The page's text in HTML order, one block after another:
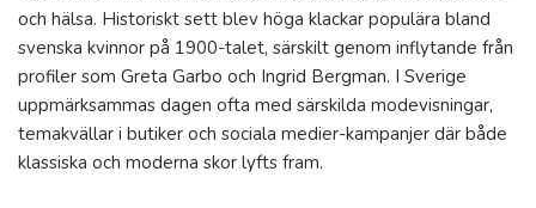
och hälsa. Historiskt sett blev höga klackar populära bland
svenska kvinnor på 1900-talet, särskilt genom inflytande från
profiler som Greta Garbo och Ingrid Bergman. I Sverige
uppmärksammas dagen ofta med särskilda modevisningar,
temakvällar i butiker och sociala medier-kampanjer där både
klassiska och moderna skor lyfts fram.